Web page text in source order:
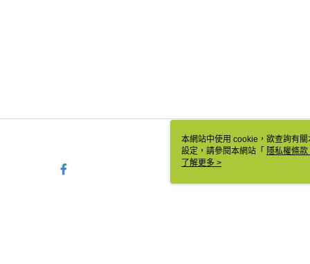
本網站中使用 cookie，欲查詢有
設定，請參閱本網站「 隱私權條款
使用 cookie。
了解更多 >